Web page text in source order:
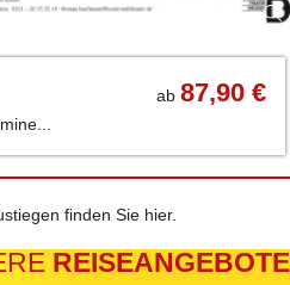
ab87,90 €
finden Sie hier.
REISEANGEBOTE